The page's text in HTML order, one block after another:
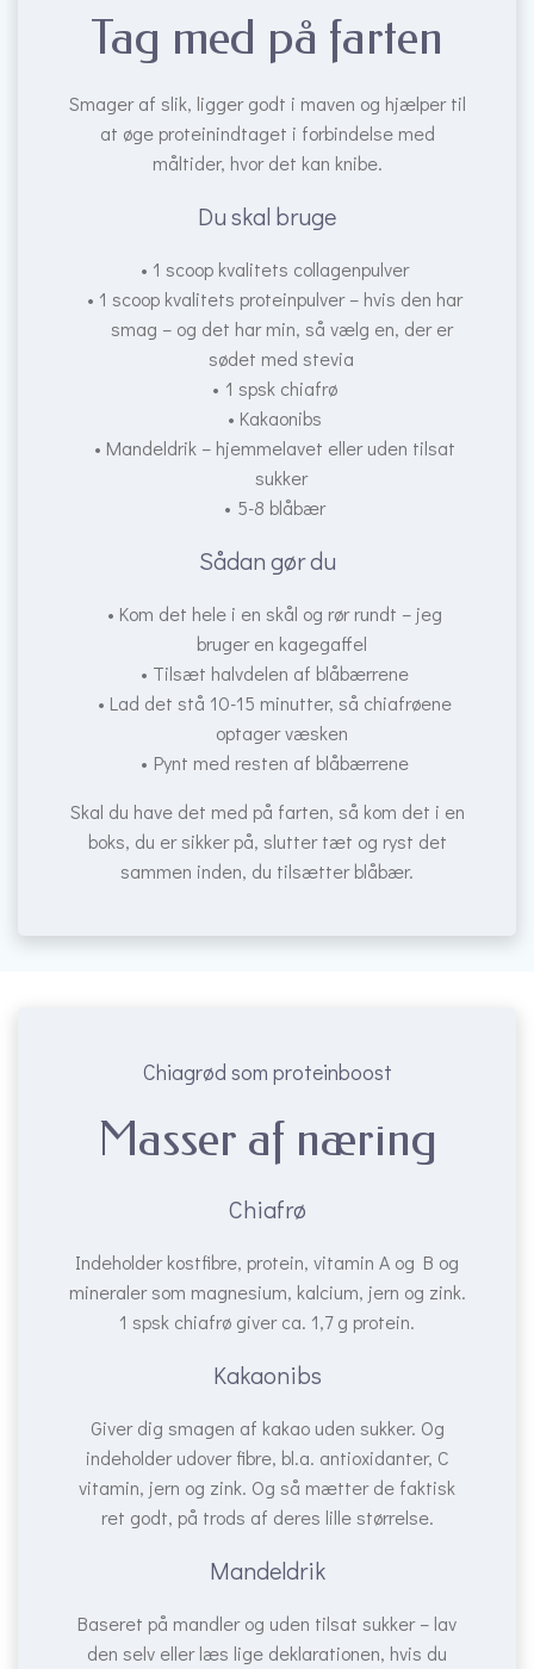
Tag med på farten
Smager af slik, ligger godt i maven og hjælper til
at øge proteinindtaget i forbindelse med
måltider, hvor det kan knibe.
Du skal bruge
1 scoop kvalitets collagenpulver
1 scoop kvalitets proteinpulver – hvis den har
smag – og det har min, så vælg en, der er
sødet med stevia
1 spsk chiafrø
Kakaonibs
Mandeldrik – hjemmelavet eller uden tilsat
sukker
5-8 blåbær
Sådan gør du
Kom det hele i en skål og rør rundt – jeg
bruger en kagegaffel
Tilsæt halvdelen af blåbærrene
Lad det stå 10-15 minutter, så chiafrøene
optager væsken
Pynt med resten af blåbærrene
Skal du have det med på farten, så kom det i en
boks, du er sikker på, slutter tæt og ryst det
sammen inden, du tilsætter blåbær.
Chiagrød som proteinboost
Masser af næring
Chiafrø
Indeholder kostfibre, protein, vitamin A og B og
mineraler som magnesium, kalcium, jern og zink.
1 spsk chiafrø giver ca. 1,7 g protein.
Kakaonibs
Giver dig smagen af kakao uden sukker. Og
indeholder udover fibre, bl.a. antioxidanter, C
vitamin, jern og zink. Og så mætter de faktisk
ret godt, på trods af deres lille størrelse.
Mandeldrik
Baseret på mandler og uden tilsat sukker – lav
den selv eller læs lige deklarationen, hvis du